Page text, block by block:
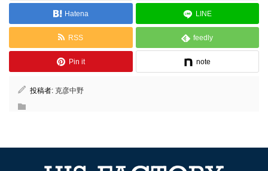
Hatena LINE
RSS feedly
Pin it note
投稿者: 克彦中野